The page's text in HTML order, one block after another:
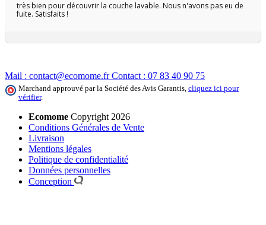
très bien pour découvrir la couche lavable. Nous n'avons pas eu de
fuite. Satisfaits !
Mail : contact@ecomome.fr Contact : 07 83 40 90 75
Marchand approuvé par la Société des Avis Garantis, cliquez ici pour
vérifier.
Ecomome Copyright 2026
Conditions Générales de Vente
Livraison
Mentions légales
Politique de confidentialité
Données personnelles
Conception